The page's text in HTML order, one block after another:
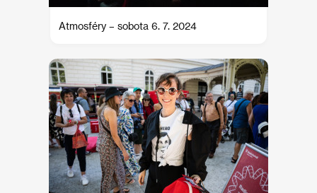
Atmosféry – sobota 6. 7. 2024